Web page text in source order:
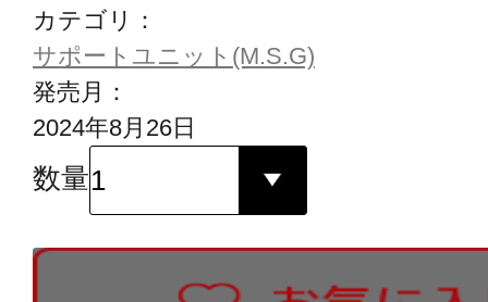
カテゴリ：
サポートユニット(M.S.G)
発売月：
2024年8月26日
数量